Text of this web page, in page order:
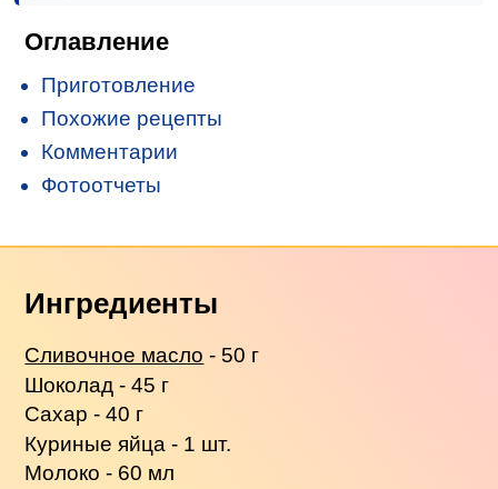
Оглавление
Приготовление
Похожие рецепты
Комментарии
Фотоотчеты
Ингредиенты
Сливочное масло - 50 г
Шоколад - 45 г
Сахар - 40 г
Куриные яйца - 1 шт.
Молоко - 60 мл